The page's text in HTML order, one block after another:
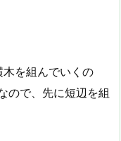
を組んでいくの
ので、先に短辺を組